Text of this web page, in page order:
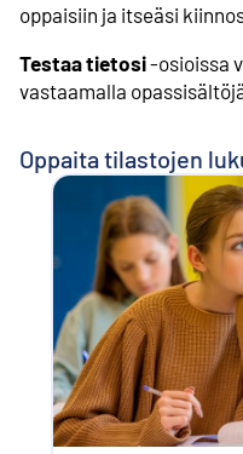
oppaisiin ja itseäsi
Testaa tietosi-osioissa
vastaamalla
Oppaita tilastojen